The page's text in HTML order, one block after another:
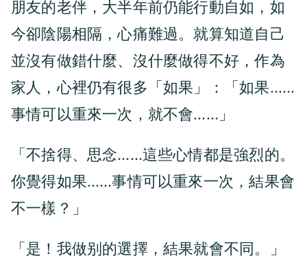
朋友的老伴，大半年前仍能行動自如，如
今卻陰陽相隔，心痛難過。就算知道自己
並沒有做錯什麼、沒什麼做得不好，作為
家人，心裡仍有很多「如果」：「如果……
事情可以重來一次，就不會……」
「不捨得、思念……這些心情都是強烈的。
你覺得如果……事情可以重來一次，結果會
不一樣？」
「是！我做别的選擇，結果就會不同。」